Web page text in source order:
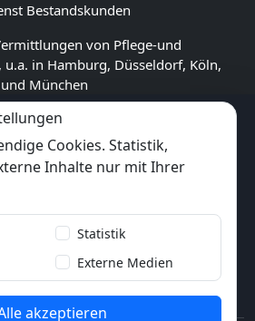
Bestandskunden
von Pflege-und
in Hamburg, Düsseldorf, Köln,
München
Cookies. Statistik,
Inhalte nur mit Ihrer
Statistik
Externe Medien
akzeptieren